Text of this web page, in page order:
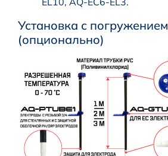
Установка с погружением
(опционально)